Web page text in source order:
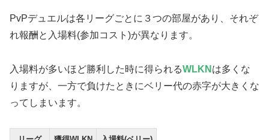
PvPデュエルは各リーグごとに３つの部屋があり、それぞ
れ報酬と入場料(参加コスト)が異なります。
入場料が多いほど勝利した時に得られるWLKN は多くな
りますが、一方で負けたときにベリー代の赤字が大きくな
ってしまいます。